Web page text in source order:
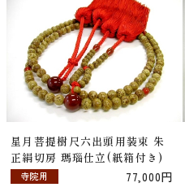
星月菩提樹尺六出頭用装束 朱
正絹切房 瑪瑙仕立(紙箱付き)
77,000円
寺院用